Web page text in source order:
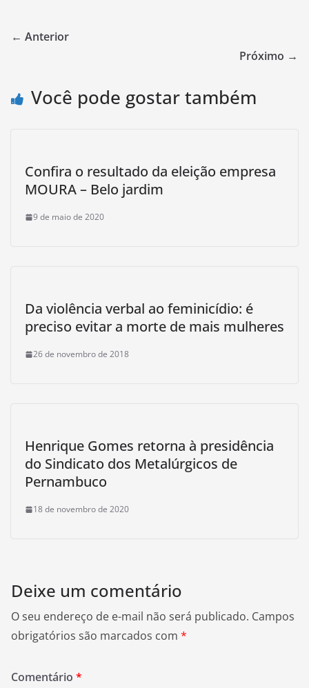
← Anterior
Próximo →
Você pode gostar também
Confira o resultado da eleição empresa
MOURA – Belo jardim
9 de maio de 2020
Da violência verbal ao feminicídio: é
preciso evitar a morte de mais mulheres
26 de novembro de 2018
Henrique Gomes retorna à presidência
do Sindicato dos Metalúrgicos de
Pernambuco
18 de novembro de 2020
Deixe um comentário
O seu endereço de e-mail não será publicado. Campos
obrigatórios são marcados com *
Comentário *